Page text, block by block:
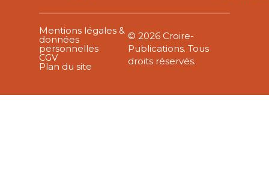
Mentions légales &
données
personnelles
CGV
Plan du site
© 2026 Croire-
Publications. Tous
droits réservés.